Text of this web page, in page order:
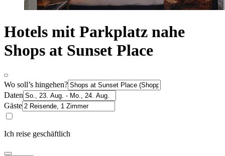
Hotels mit Parkplatz nahe
Shops at Sunset Place
Wo soll’s hingehen?
Daten
Gäste
Ich reise geschäftlich